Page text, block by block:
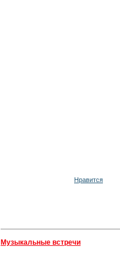
Нравится
Музыкальные встречи